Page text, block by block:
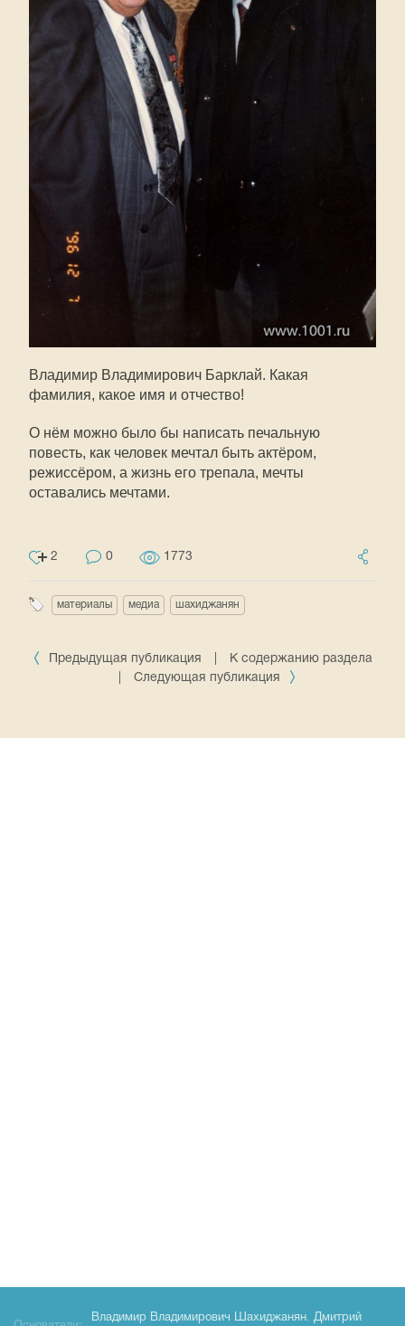
Владимир Владимирович Барклай. Какая
фамилия, какое имя и отчество!
О нём можно было бы написать печальную
повесть, как человек мечтал быть актёром,
режиссёром, а жизнь его трепала, мечты
оставались мечтами.
2 0 1773
материалы медиа шахиджанян
Предыдущая публикация
К содержанию раздела
Следующая публикация
Владимир Владимирович Шахиджанян, Дмитрий